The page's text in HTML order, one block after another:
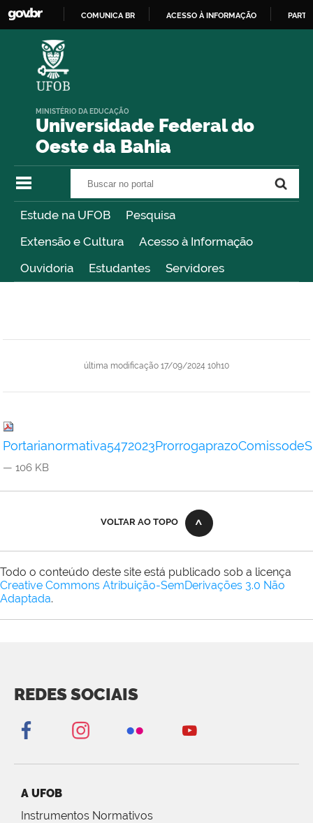
COMUNICA BR ACESSO À INFORMAÇÃO
Universidade Federal do
Oeste da Bahia
MINISTÉRIO DA EDUCAÇÃO
Estude na UFOB
Pesquisa
Extensão e Cultura
Acesso à Informação
Ouvidoria
Estudantes Servidores
última modificação 17/09/2024 10h10
— 106 KB
VOLTAR AO TOPO
Todo o conteúdo deste site está publicado sob a licença
Creative Commons Atribuição-SemDerivações 3.0 Não
Adaptada.
REDES SOCIAIS
A UFOB
Instrumentos Normativos